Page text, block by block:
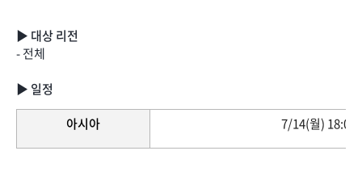
▶ 대상 리전
- 전체
▶ 일정
아시아
7/14(월) 18:00